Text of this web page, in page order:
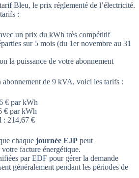
Bleu, le prix réglementé de l’électricité.
:
un prix du kWh très compétitif
sur 5 mois (du 1er novembre au 31
la puissance de votre abonnement
de 9 kVA, voici les tarifs :
€ par kWh
€ par kWh
: 214,67 €
chaque journée EJP peut
facture énergétique.
par EDF pour gérer la demande
généralement pendant les périodes de